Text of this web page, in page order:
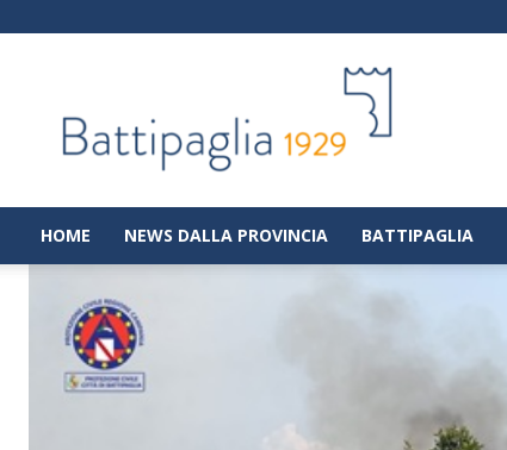
|
Notizie
dalla
città
di
HOME NEWS DALLA PROVINCIA BATTIPAGLIA